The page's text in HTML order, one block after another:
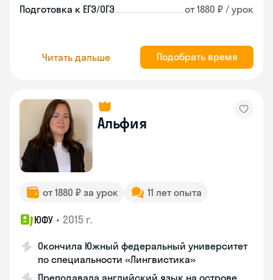
Подготовка к ЕГЭ/ОГЭ от 1880 ₽ / урок
Читать дальше Подобрать время
Альфия
от 1880 ₽ за урок 11 лет опыта
ЮФУ • 2015 г.
Окончила Южный федеральный университет
по специальности «Лингвистика»
Преподавала английский язык на острове